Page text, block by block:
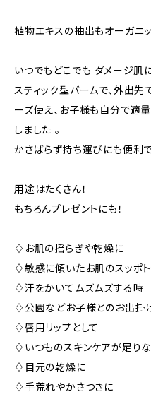
植物エキスの抽出もオーガニ
いつでもどこでも ダメージ肌
スティック型バームで、外出
ーズ使え、お子様も自分で適
しました 。
かさばらず持ち運びにも便利
用途はたくさん！
もちろんプレゼントにも！
♢お肌の揺らぎや乾燥に
♢敏感に傾いたお肌のスッポ
♢汗をかいてムズムズする時
♢公園などお子様とのお出掛
♢唇用リップとして
♢いつものスキンケアが足り
♢目元の乾燥に
♢手荒れやかさつきに